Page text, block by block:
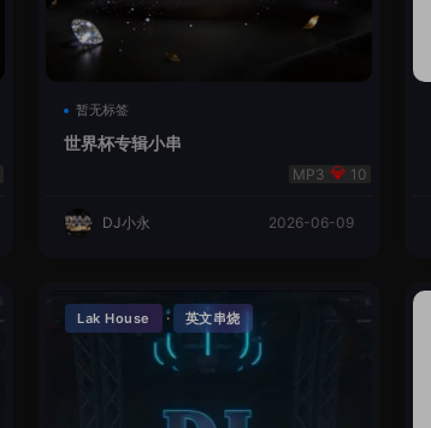
暂无标签
世界杯专辑小串
10
DJ小永 2026-06-09
Lak House · 英文串烧